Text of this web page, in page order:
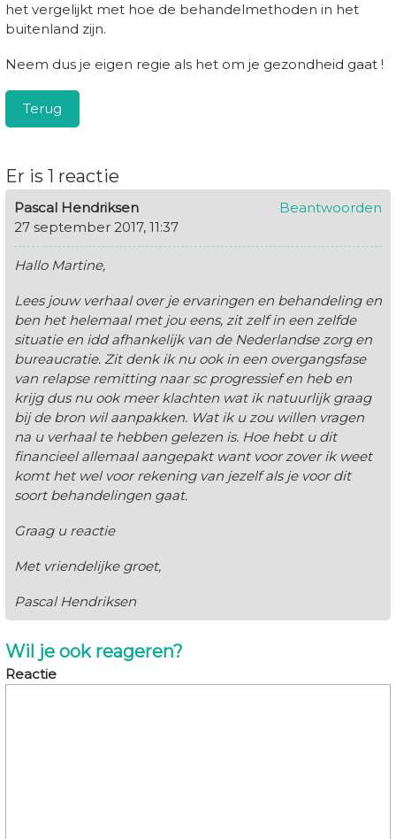
het vergelijkt met hoe de behandelmethoden in het
buitenland zijn.
Neem dus je eigen regie als het om je gezondheid gaat !
Terug
Er is 1 reactie
Beantwoorden
Pascal Hendriksen
27 september 2017, 11:37
Hallo Martine,
Lees jouw verhaal over je ervaringen en behandeling en
ben het helemaal met jou eens, zit zelf in een zelfde
situatie en idd afhankelijk van de Nederlandse zorg en
bureaucratie. Zit denk ik nu ook in een overgangsfase
van relapse remitting naar sc progressief en heb en
krijg dus nu ook meer klachten wat ik natuurlijk graag
bij de bron wil aanpakken. Wat ik u zou willen vragen
na u verhaal te hebben gelezen is. Hoe hebt u dit
financieel allemaal aangepakt want voor zover ik weet
komt het wel voor rekening van jezelf als je voor dit
soort behandelingen gaat.
Graag u reactie
Met vriendelijke groet,
Pascal Hendriksen
Wil je ook reageren?
Reactie